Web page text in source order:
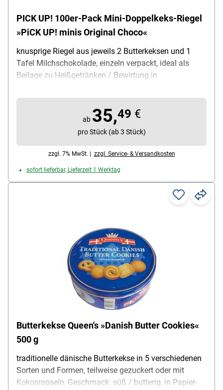
PICK UP! 100er-Pack Mini-Doppelkeks-Riegel
»PiCK UP! minis Original Choco«
knusprige Riegel aus jeweils 2 Butterkeksen und 1
Tafel Milchschokolade, einzeln verpackt, ideal als
Beilage zu Heißgetränken / Bewirtung in
mundgerechter Größe (B/L: 2,5 / 6 cm), Portionen:
100 Stück, Inhalt: 100 x 10,6 g (gesamt 1060 g),
Verpackung: in wiederverschließbarem
Kunststoffeimer, Lieferumfang: 1 Kunststoffeimer mit
100 Mini-Riegel à 10,6 g einzelnd verpackt (gesamt
ab 35,49 €
pro Stück (ab 3 Stück)
zzgl. 7% MwSt. | zzgl. Service- & Versandkosten
sofort lieferbar, Lieferzeit 1 Werktag
Butterkekse Queen's »Danish Butter Cookies«
500 g
traditionelle dänische Butterkekse in 5 verschiedenen
Sorten und Formen, teilweise gezuckert oder mit
Kokosrapseln, Geschmack: süß / butterig, in Papier-